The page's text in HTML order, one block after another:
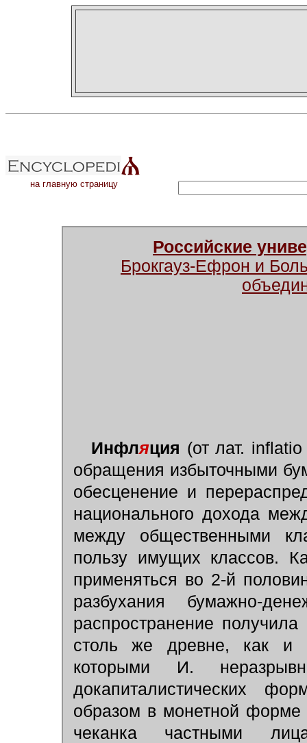
на главную страницу
Российские
Брокгауз-Ефрон и
Инфляция (от лат.
обращения избыточными
обесценение и
национального дохода
между общественными
пользу имущих классов.
применяться во 2-й
разбухания бумажно-
распространение
столь же древне, как и
которыми И.
докапиталистических
образом в монетной форме
чеканка частными